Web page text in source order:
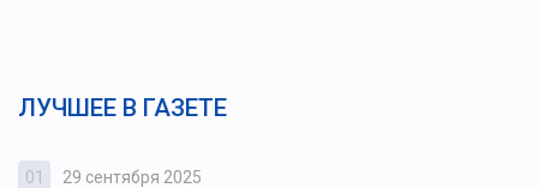
ЛУЧШЕЕ В ГАЗЕТЕ
01 29 сентября 2025